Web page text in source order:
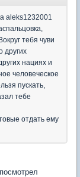
aleks1232001
тебя чуви
других
нациях и
человеческое
пускать,
тебе
отдать ему